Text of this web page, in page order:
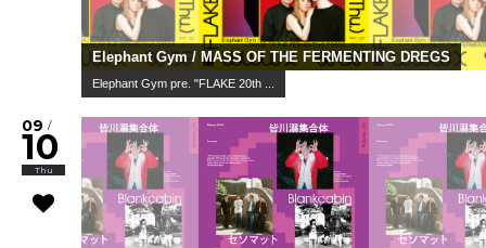
Elephant Gym / MASS OF THE FERMENTING DREGS
Elephant Gym pre. "FLAKE 20th ...
09 /
10
Thu